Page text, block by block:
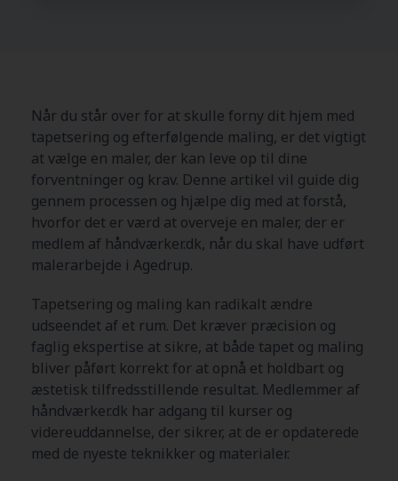
Når du står over for at skulle forny dit hjem med
tapetsering og efterfølgende maling, er det vigtigt
at vælge en maler, der kan leve op til dine
forventninger og krav. Denne artikel vil guide dig
gennem processen og hjælpe dig med at forstå,
hvorfor det er værd at overveje en maler, der er
medlem af håndværker.dk, når du skal have udført
malerarbejde i Agedrup.
Tapetsering og maling kan radikalt ændre
udseendet af et rum. Det kræver præcision og
faglig ekspertise at sikre, at både tapet og maling
bliver påført korrekt for at opnå et holdbart og
æstetisk tilfredsstillende resultat. Medlemmer af
håndværker.dk har adgang til kurser og
videreuddannelse, der sikrer, at de er opdaterede
med de nyeste teknikker og materialer.